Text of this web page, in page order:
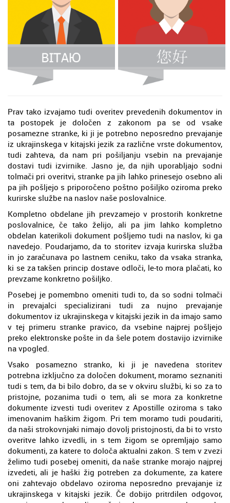
Prav tako izvajamo tudi overitev prevedenih dokumentov in
ta postopek je določen z zakonom pa se od vsake
posamezne stranke, ki ji je potrebno neposredno prevajanje
iz ukrajinskega v kitajski jezik za različne vrste dokumentov,
tudi zahteva, da nam pri pošiljanju vsebin na prevajanje
dostavi tudi izvirnike. Jasno je, da njih uporabljajo sodni
tolmači pri overitvi, stranke pa jih lahko prinesejo osebno ali
pa jih pošljejo s priporočeno poštno pošiljko oziroma preko
kurirske službe na naslov naše poslovalnice.
Kompletno obdelane jih prevzamejo v prostorih konkretne
poslovalnice, če tako želijo, ali pa jim lahko kompletno
obdelan katerikoli dokument pošljemo tudi na naslov, ki ga
navedejo. Poudarjamo, da to storitev izvaja kurirska služba
in jo zaračunava po lastnem ceniku, tako da vsaka stranka,
ki se za takšen princip dostave odloči, le-to mora plačati, ko
prevzame konkretno pošiljko.
Posebej je pomembno omeniti tudi to, da so sodni tolmači
in prevajalci specializirani tudi za nujno prevajanje
dokumentov iz ukrajinskega v kitajski jezik in da imajo samo
v tej primeru stranke pravico, da vsebine najprej pošljejo
preko elektronske pošte in da šele potem dostavijo izvirnike
na vpogled.
Vsako posamezno stranko, ki ji je navedena storitev
potrebna izključno za določen dokument, moramo seznaniti
tudi s tem, da bi bilo dobro, da se v okviru službi, ki so za to
pristojne, pozanima tudi o tem, ali se mora za konkretne
dokumente izvesti tudi overitev z Apostille oziroma s tako
imenovanim haškim žigom. Pri tem moramo tudi poudariti,
da naši strokovnjaki nimajo dovolj pristojnosti, da bi to vrsto
overitve lahko izvedli, in s tem žigom se opremljajo samo
dokumenti, za katere to določa aktualni zakon. S tem v zvezi
želimo tudi posebej omeniti, da naše stranke morajo najprej
izvedeti, ali je haški žig potreben za dokumente, za katere
oni zahtevajo obdelavo oziroma neposredno prevajanje iz
ukrajinskega v kitajski jezik. Če dobijo pritrdilen odgovor,